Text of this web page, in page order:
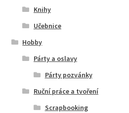
Knihy
Učebnice
Hobby
Párty a oslavy
Párty pozvánky
Ruční práce a tvoření
Scrapbooking